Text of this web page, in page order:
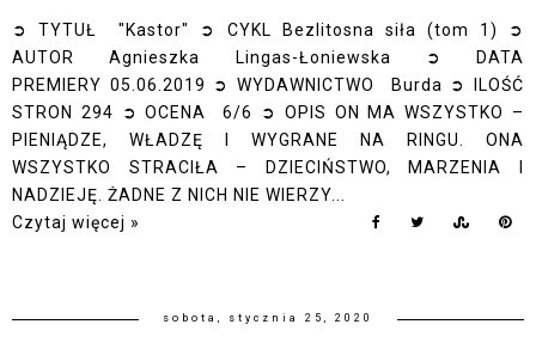
➲ TYTUŁ "Kastor" ➲ CYKL Bezlitosna siła (tom 1) ➲
AUTOR Agnieszka Lingas-Łoniewska ➲ DATA
PREMIERY 05.06.2019 ➲ WYDAWNICTWO Burda ➲ ILOŚĆ
STRON 294 ➲ OCENA 6/6 ➲ OPIS ON MA WSZYSTKO –
PIENIĄDZE, WŁADZĘ I WYGRANE NA RINGU. ONA
WSZYSTKO STRACIŁA – DZIECIŃSTWO, MARZENIA I
NADZIEJĘ. ŻADNE Z NICH NIE WIERZY...
Czytaj więcej »
sobota, stycznia 25, 2020